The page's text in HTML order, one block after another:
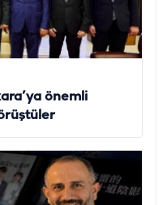
önemli